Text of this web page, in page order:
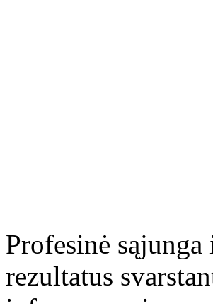
Profesinė
rezultatus